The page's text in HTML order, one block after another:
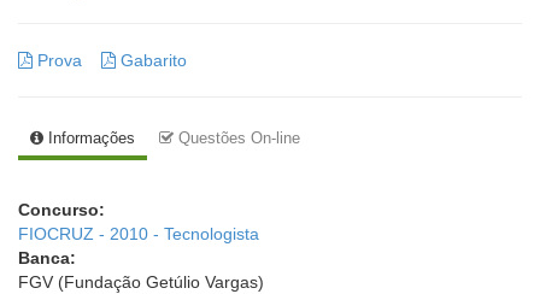
Prova Gabarito
Informações Questões On-line
Concurso:
FIOCRUZ - 2010 - Tecnologista
Banca:
FGV (Fundação Getúlio Vargas)